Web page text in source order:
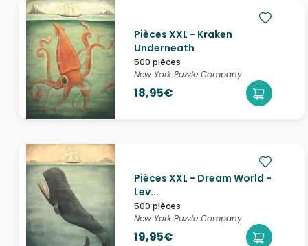
Pièces XXL - Kraken
Underneath
500 pièces
New York Puzzle Company
18,95€
Pièces XXL - Dream World -
Lev...
500 pièces
New York Puzzle Company
19,95€